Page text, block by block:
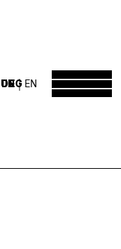
DE EN